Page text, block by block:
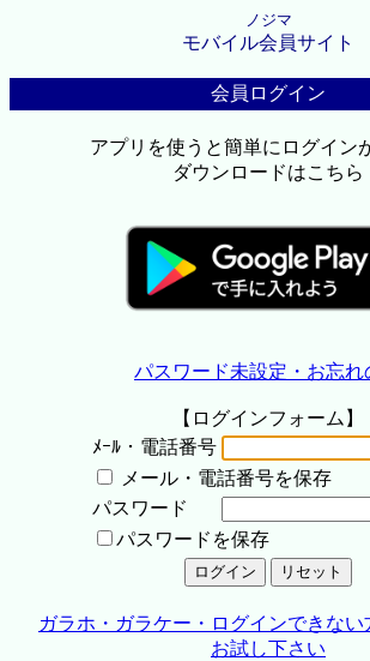
ノジマ
モバイル会員サイト
会員ログイン
アプリを使うと簡単にログイン
ダウンロードはこちら
パスワード未設定・お忘れ
【ログインフォーム】
ﾒｰﾙ・電話番号
メール・電話番号を保存
パスワード
パスワードを保存
ガラホ・ガラケー・ログインできない
お試し下さい